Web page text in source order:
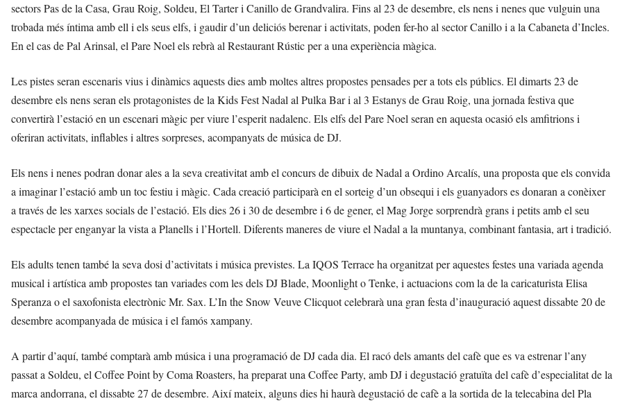
sectors Pas de la Casa, Grau Roig, Soldeu, El Tarter i Canillo de Grandvalira. Fins al 23 de desembre, els nens i nenes que vulguin una
trobada més íntima amb ell i els seus elfs, i gaudir d’un deliciós berenar i activitats, poden fer-ho al sector Canillo i a la Cabaneta d’Incles.
En el cas de Pal Arinsal, el Pare Noel els rebrà al Restaurant Rústic per a una experiència màgica.
Les pistes seran escenaris vius i dinàmics aquests dies amb moltes altres propostes pensades per a tots els públics. El dimarts 23 de
desembre els nens seran els protagonistes de la Kids Fest Nadal al Pulka Bar i al 3 Estanys de Grau Roig, una jornada festiva que
convertirà l’estació en un escenari màgic per viure l’esperit nadalenc. Els elfs del Pare Noel seran en aquesta ocasió els amfitrions i
oferiran activitats, inflables i altres sorpreses, acompanyats de música de DJ.
Els nens i nenes podran donar ales a la seva creativitat amb el concurs de dibuix de Nadal a Ordino Arcalís, una proposta que els convida
a imaginar l’estació amb un toc festiu i màgic. Cada creació participarà en el sorteig d’un obsequi i els guanyadors es donaran a conèixer
a través de les xarxes socials de l’estació. Els dies 26 i 30 de desembre i 6 de gener, el Mag Jorge sorprendrà grans i petits amb el seu
espectacle per enganyar la vista a Planells i l’Hortell. Diferents maneres de viure el Nadal a la muntanya, combinant fantasia, art i tradició.
Els adults tenen també la seva dosi d’activitats i música previstes. La IQOS Terrace ha organitzat per aquestes festes una variada agenda
musical i artística amb propostes tan variades com les dels DJ Blade, Moonlight o Tenke, i actuacions com la de la caricaturista Elisa
Speranza o el saxofonista electrònic Mr. Sax. L’In the Snow Veuve Clicquot celebrarà una gran festa d’inauguració aquest dissabte 20 de
desembre acompanyada de música i el famós xampany.
A partir d’aquí, també comptarà amb música i una programació de DJ cada dia. El racó dels amants del cafè que es va estrenar l’any
passat a Soldeu, el Coffee Point by Coma Roasters, ha preparat una Coffee Party, amb DJ i degustació gratuïta del cafè d’especialitat de la
marca andorrana, el dissabte 27 de desembre. Així mateix, alguns dies hi haurà degustació de cafè a la sortida de la telecabina del Pla